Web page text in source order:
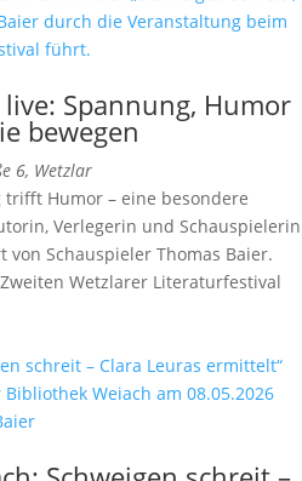
Spannung, Humor
bewegen
6, Wetzlar
Humor – eine besondere
Verlegerin und Schauspielerin
von Schauspieler Thomas Baier.
Wetzlarer Literaturfestival